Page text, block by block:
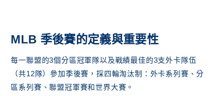
MLB 季後賽的定義與重要性
每一聯盟的3個分區冠軍隊以及戰績最佳的3支外卡隊伍
（共12隊）參加季後賽，採四輪淘汰制：外卡系列賽、分
區系列賽、聯盟冠軍賽和世界大賽。